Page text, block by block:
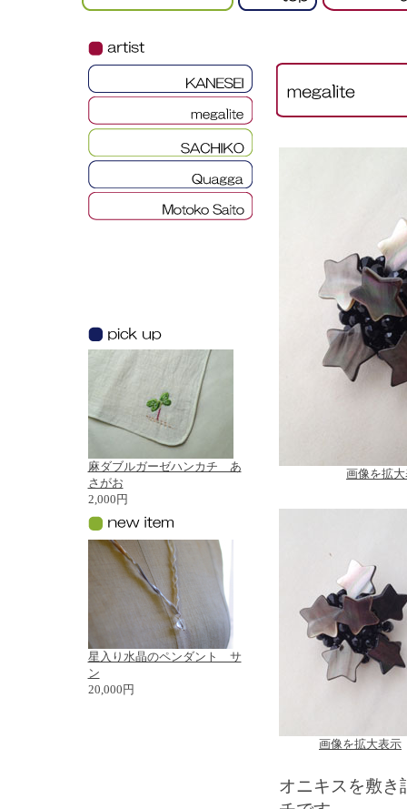
麻ダブルガーゼハンカチ あ
さがお
2,000円
星入り水晶のペンダント サ
ン
20,000円
画像を拡
画像を拡大表示
オニキスを敷き